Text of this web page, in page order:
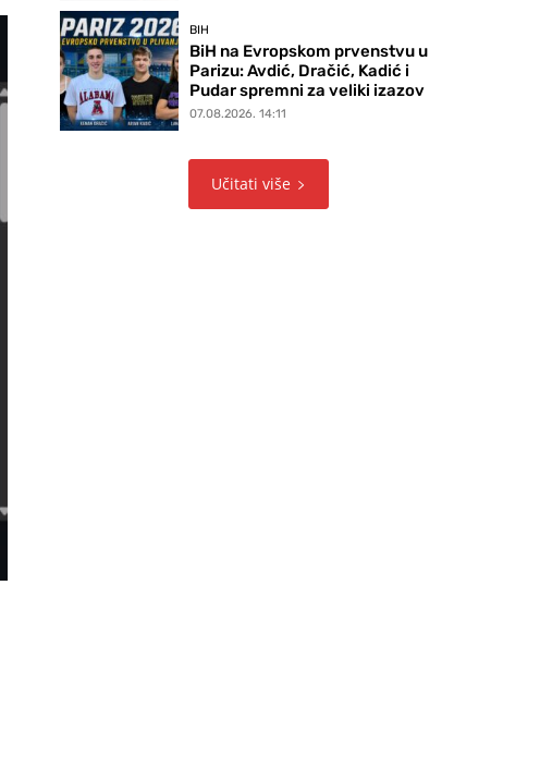
BIH
BiH na Evropskom prvenstvu u
Parizu: Avdić, Dračić, Kadić i
Pudar spremni za veliki izazov
07.08.2026. 14:11
Učitati više